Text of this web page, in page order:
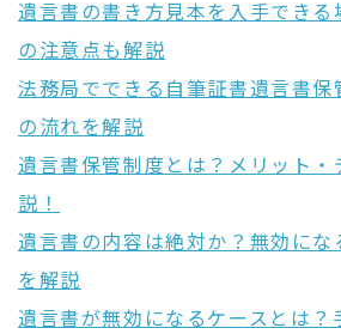
遺言書の書き方見本を入手できる
の注意点も解説
法務局でできる自筆証書遺言書保
の流れを解説
遺言書保管制度とは？メリット・
説！
遺言書の内容は絶対か？無効にな
を解説
遺言書が無効になるケースとは？